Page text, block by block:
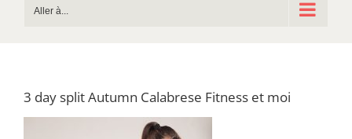
Aller à...
3 day split Autumn Calabrese Fitness et moi